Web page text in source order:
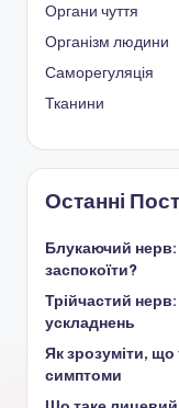
Органи чуття
Організм людини
Саморегуляція
Тканини
Останні
Блукаючий нерв:
заспокоїти?
Трійчастий нерв:
ускладнень
Як зрозуміти, що
симптоми